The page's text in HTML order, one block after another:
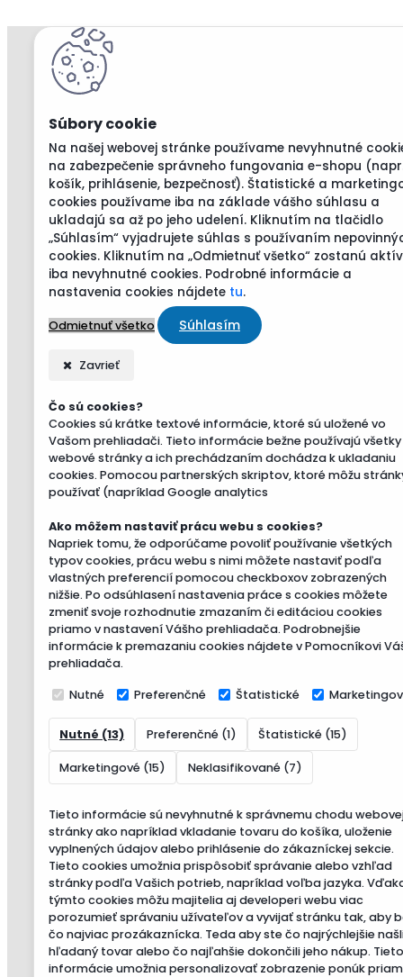
Na našej webovej stránke používame nevyhnutné
na zabezpečenie správneho fungovania e-shopu
košík, prihlásenie, bezpečnosť). Štatistické a
cookies používame iba na základe vášho súhlasu a
ukladajú sa až po jeho udelení. Kliknutím na tlačidlo
„Súhlasím“ vyjadrujete súhlas s používaním
cookies. Kliknutím na „Odmietnuť všetko“ zostanú
iba nevyhnutné cookies. Podrobné informácie a
nastavenia cookies nájdete tu.
Odmietnuť všetko Súhlasím
Zavrieť
Čo sú cookies?
Cookies sú krátke textové informácie, ktoré sú uložené vo
Vašom prehliadači. Tieto informácie bežne používajú všetky
webové stránky a ich prechádzaním dochádza k ukladaniu
cookies. Pomocou partnerských skriptov, ktoré môžu
používať (napríklad Google analytics
Ako môžem nastaviť prácu webu s cookies?
Napriek tomu, že odporúčame povoliť používanie všetkých
typov cookies, prácu webu s nimi môžete nastaviť podľa
vlastných preferencií pomocou checkboxov zobrazených
nižšie. Po odsúhlasení nastavenia práce s cookies môžete
zmeniť svoje rozhodnutie zmazaním či editáciou cookies
priamo v nastavení Vášho prehliadača. Podrobnejšie
informácie k premazaniu cookies nájdete v Pomocníkovi
prehliadača.
Nutné Preferenčné Štatistické
Nutné (13) Preferenčné (1) Štatistické (15)
Marketingové (15) Neklasifikované (7)
Tieto informácie sú nevyhnutné k správnemu chodu
stránky ako napríklad vkladanie tovaru do košíka, uloženie
vyplnených údajov alebo prihlásenie do zákazníckej sekcie.
Tieto cookies umožnia prispôsobiť správanie alebo vzhľad
stránky podľa Vašich potrieb, napríklad voľba jazyka.
týmto cookies môžu majitelia aj developeri webu viac
porozumieť správaniu užívateľov a vyvijať stránku tak, aby
čo najviac prozákaznícka. Teda aby ste čo najrýchlejšie
hľadaný tovar alebo čo najľahšie dokončili jeho nákup. Tieto
informácie umožnia personalizovať zobrazenie ponúk